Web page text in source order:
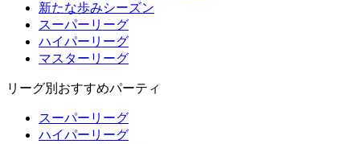
新たな歩みシーズン
スーパーリーグ
ハイパーリーグ
マスターリーグ
リーグ別おすすめパーティ
スーパーリーグ
ハイパーリーグ